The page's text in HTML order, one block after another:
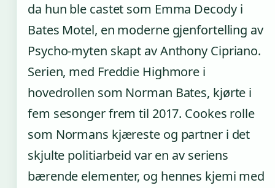
da hun ble castet som Emma Decody i
Bates Motel, en moderne gjenfortelling av
Psycho-myten skapt av Anthony Cipriano.
Serien, med Freddie Highmore i
hovedrollen som Norman Bates, kjørte i
fem sesonger frem til 2017. Cookes rolle
som Normans kjæreste og partner i det
skjulte politiarbeid var en av seriens
bærende elementer, og hennes kjemi med